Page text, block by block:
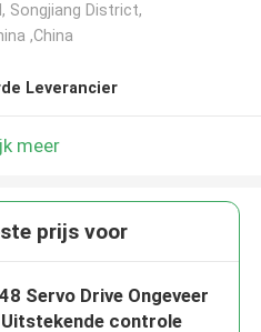
Songjiang District,
,China
Leverancier
meer
prijs voor
Servo Drive Ongeveer
controle